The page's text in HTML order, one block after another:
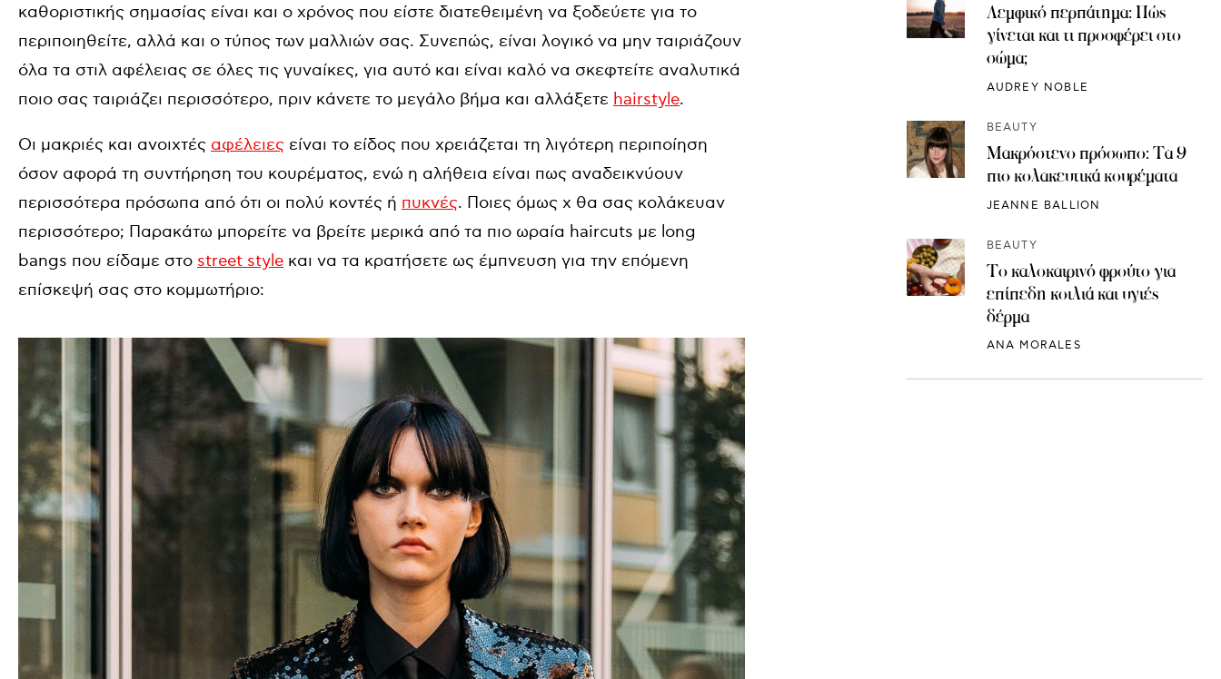
καθοριστικής σημασίας είναι και ο χρόνος που είστε διατεθειμένη να ξοδεύετε για το
περιποιηθείτε, αλλά και ο τύπος των μαλλιών σας. Συνεπώς, είναι λογικό να μην ταιριάζουν
όλα τα στιλ αφέλειας σε όλες τις γυναίκες, για αυτό και είναι καλό να σκεφτείτε αναλυτικά
ποιο σας ταιριάζει περισσότερο, πριν κάνετε το μεγάλο βήμα και αλλάξετε hairstyle.
Οι μακριές και ανοιχτές αφέλειες είναι το είδος που χρειάζεται τη λιγότερη περιποίηση
όσον αφορά τη συντήρηση του κουρέματος, ενώ η αλήθεια είναι πως αναδεικνύουν
περισσότερα πρόσωπα από ότι οι πολύ κοντές ή πυκνές. Ποιες όμως χ θα σας κολάκευαν
περισσότερο; Παρακάτω μπορείτε να βρείτε μερικά από τα πιο ωραία haircuts με long
bangs που είδαμε στο street style και να τα κρατήσετε ως έμπνευση για την επόμενη
επίσκεψή σας στο κομμωτήριο:
Λεμφικό περπάτημα: Πώς
γίνεται και τι προσφέρει στο
σώμα;
AUDREY NOBLE
BEAUTY
Μακρόστενο πρόσωπο: Τα 9
πιο κολακευτικά κουρέματα
JEANNE BALLION
BEAUTY
Το καλοκαιρινό φρούτο για
επίπεδη κοιλιά και υγιές
δέρμα
ANA MORALES